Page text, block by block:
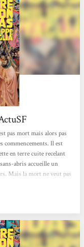
pas mort mais alors pas
commencements. Il est
en terre cuite recelant
abris accueille un
Mais la mort ne veut pas
nom est… Judas.